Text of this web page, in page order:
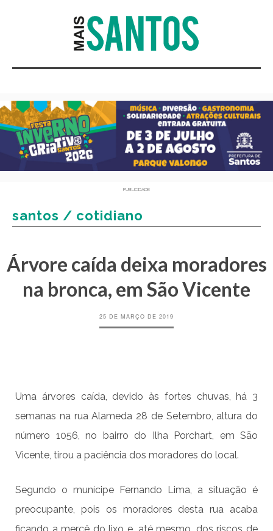
PUBLICIDADE
santos / cotidiano
Árvore caída deixa moradores
na bronca, em São Vicente
25 DE MARÇO DE 2019
Uma árvores caída, devido às fortes chuvas, há 3
semanas na rua Alameda 28 de Setembro, altura do
número 1056, no bairro do Ilha Porchart, em São
Vicente, tirou a paciência dos moradores do local.
Segundo o munícipe Fernando Lima, a situação é
preocupante, pois os moradores desta rua acaba